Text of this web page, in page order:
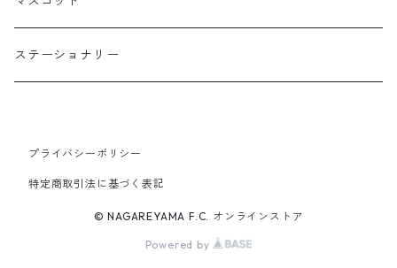
ステーショナリー
プライバシーポリシー
特定商取引法に基づく表記
© NAGAREYAMA F.C. オンラインストア
Powered by